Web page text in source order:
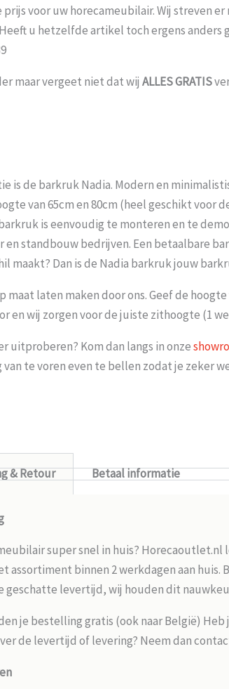
voor uw horecameubilair. Wij streven er
u hetzelfde artikel toch ergens anders
maar vergeet niet dat wij ALLESGRATIS
is de barkruk Nadia. Modern en
van 65cm en 80cm (heel geschikt voor
is eenvoudig te monteren en te
en standbouw bedrijven. Een betaalbare
maakt? Dan is de Nadia barkruk jouw
maat laten maken door ons. Geef de
en wij zorgen voor de juiste zithoogte (1
uitproberen? Kom dan langs in onze
van te voren even te bellen zodat je zeker
& Retour Betaal informatie
super snel in huis? Horecaoutlet.nl
assortiment binnen 2 werkdagen aan huis.
geschatte levertijd, wij houden dit
je bestelling gratis (ook naar België) Heb
de levertijd of levering? Neem dan